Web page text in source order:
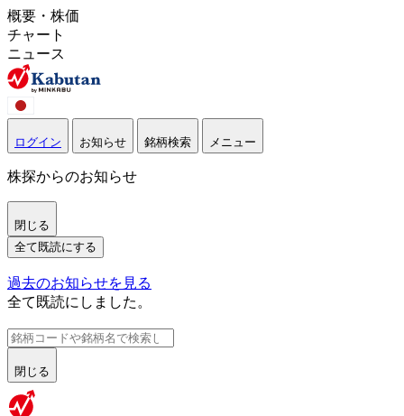
概要・株価
チャート
ニュース
ログイン お知らせ 銘柄検索 メニュー
株探からのお知らせ
閉じる
全て既読にする
過去のお知らせを見る
全て既読にしました。
閉じる